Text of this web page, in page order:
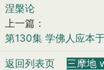
涅槃论
上一篇：
第130集 学佛人应本
返回列表页 三摩地